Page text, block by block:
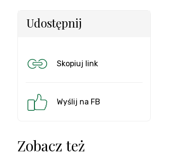
Udostępnij
Skopiuj link
Wyślij na FB
Zobacz też